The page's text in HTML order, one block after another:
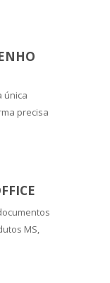
única
precisa
MS,